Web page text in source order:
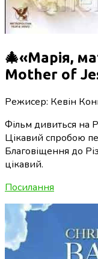
🎄«Марія,
Mother of
Режисер: Кевін
Фільм дивиться на
Цікавий спробою
Благовіщення до
цікавий.
Посилання